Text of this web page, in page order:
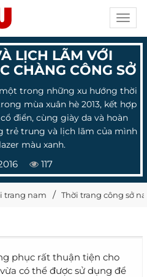
LỊCH LÃM VỚI
CHÀNG CÔNG SỞ
trong những xu hướng thời
mùa xuân hè 2013, kết hợp
điển, cùng giày da và hoàn
trẻ trung và lịch lãm của mình
màu xanh.
117
trang nam Thời trang công sở
phục rất thuận tiện cho
có thể được sử dụng để